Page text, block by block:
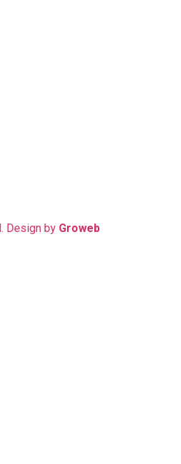
Design by Groweb